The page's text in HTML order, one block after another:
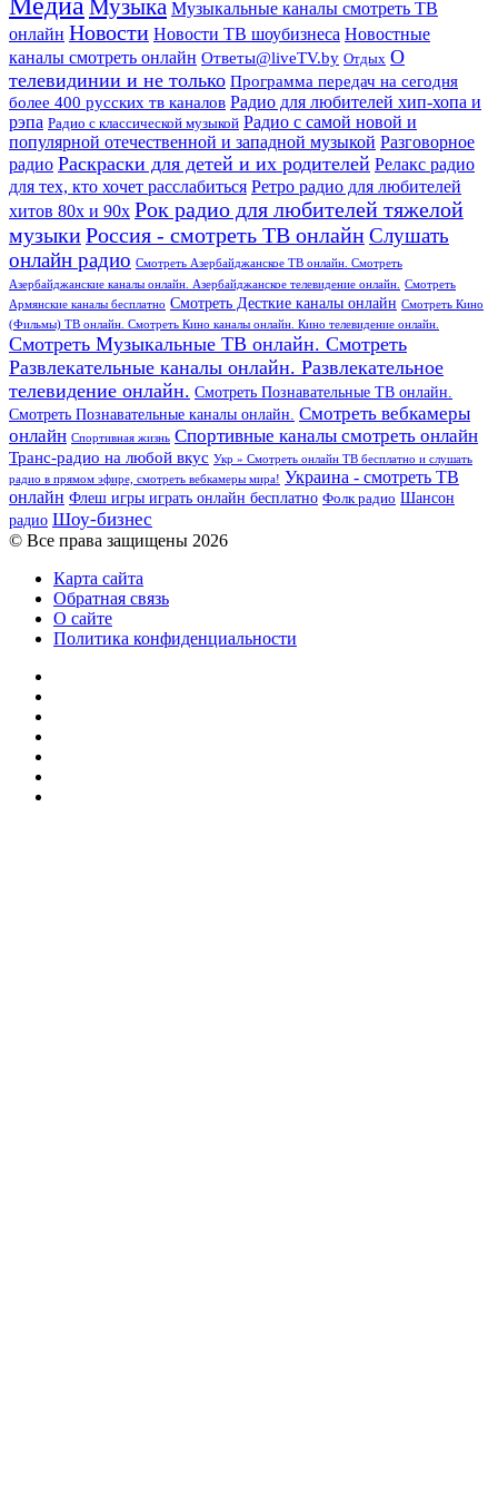
Музыка Музыкальные каналы смотреть ТВ
онлайн Новости Новости ТВ шоубизнеса Новостные
каналы смотреть онлайн Ответы@liveTV.by Отдых О
телевидинии и не только Программа передач на сегодня
более 400 русских тв каналов Радио для любителей хип-хопа и
рэпа Радио с классической музыкой Радио с самой новой и
популярной отечественной и западной музыкой Разговорное
радио Раскраски для детей и их родителей Релакс радио
для тех, кто хочет расслабиться Ретро радио для любителей
хитов 80х и 90х Рок радио для любителей тяжелой
музыкиРоссия - смотреть ТВ онлайнСлушать
онлайн радио Смотреть Азербайджанское ТВ онлайн. Смотреть
Азербайджанские каналы онлайн. Азербайджанское телевидение онлайн.
Смотреть
Армянские каналы бесплатно Смотреть Десткие каналы онлайн Смотреть Кино
(Фильмы) ТВ онлайн. Смотреть Кино каналы онлайн. Кино телевидение онлайн.
Смотреть Музыкальные ТВ онлайн. Смотреть
Развлекательные каналы онлайн. Развлекательное
телевидение онлайн. Смотреть Познавательные ТВ онлайн.
Смотреть Познавательные каналы онлайн. Смотреть вебкамеры
онлайн Спортивная жизнь Спортивные каналы смотреть онлайн
Транс-радио на любой вкус Укр » Смотреть онлайн ТВ бесплатно и слушать
радио в прямом эфире, смотреть вебкамеры мира! Украина - смотреть ТВ
онлайн Флеш игры играть онлайн бесплатно Фолк радио Шансон
радио Шоу-бизнес
© Все права защищены 2026
Карта сайта
Обратная связь
О сайте
Политика конфиденциальности